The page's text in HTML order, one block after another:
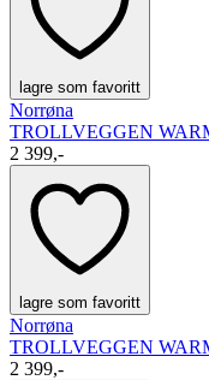
lagre som favoritt
Norrøna
TROLLVEGGEN
2 399,-
lagre som favoritt
Norrøna
TROLLVEGGEN
2 399,-